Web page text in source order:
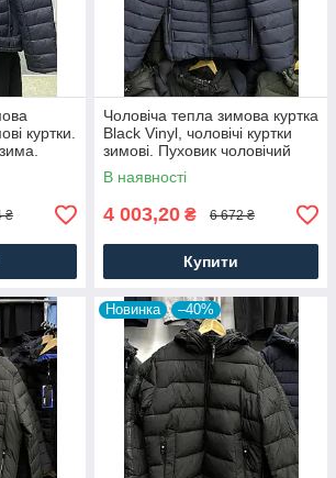
куртки.
₴
Чоловіча тепла зимова куртка
Black Vinyl, чоловічі куртки
зимові. Пуховик чоловічий
зима синій. Чоловічий одяг
В наявності
4 003,20 ₴ 6 672 ₴
Купити
Новинка –40%